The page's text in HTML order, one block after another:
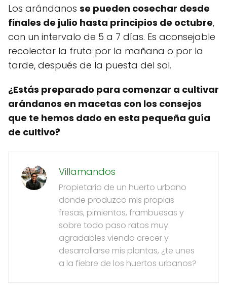
Los arándanos se pueden cosechar desde
finales de julio hasta principios de octubre,
con un intervalo de 5 a 7 días. Es aconsejable
recolectar la fruta por la mañana o por la
tarde, después de la puesta del sol.
¿Estás preparado para comenzar a cultivar
arándanos en macetas con los consejos
que te hemos dado en esta pequeña guía
de cultivo?
Villamandos
Propietario de un huerto urbano
donde produzco mis propias
fresas, pimientos, frambuesas y
sobre todo paso ratos muy
agradables viendo crecer y
desarrollarse mis plantas, ¿te unes
a la fiebre de los huertos urbanos?